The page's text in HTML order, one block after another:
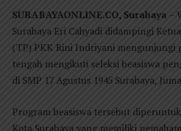
SURABAYAONLINE.CO, Surabaya –
Surabaya Eri Cahyadi didampingi
(TP) PKK Rini Indriyani mengunjungi
tengah mengikuti seleksi beasiswa
di SMP 17 Agustus 1945 Surabaya,
Program beasiswa tersebut
Kota Surabaya yang memiliki